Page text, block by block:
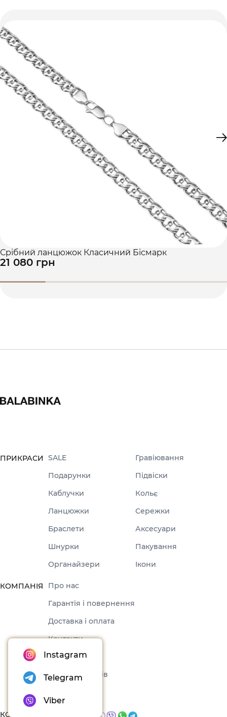
Срібний ланцюжок Класичний Бісмарк
21 080 грн
ПРИКРАСИ SALE
Гравіювання
Подарунки
Підвіски
Каблучки
Кольє
Ланцюжки
Сережки
Браслети
Аксесуари
Шнурки
Пакування
Органайзери
Ікони
КОМПАНІЯ
Про нас
Гарантія і повернення
Доставка і оплата
Контакти
Оферта
Набори товарів
КОНТАКТИ
Instagram
Telegram
Viber